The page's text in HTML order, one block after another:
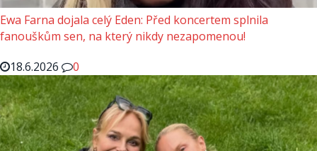
Ewa Farna dojala celý Eden: Před koncertem splnila
fanouškům sen, na který nikdy nezapomenou!
18.6.2026
0